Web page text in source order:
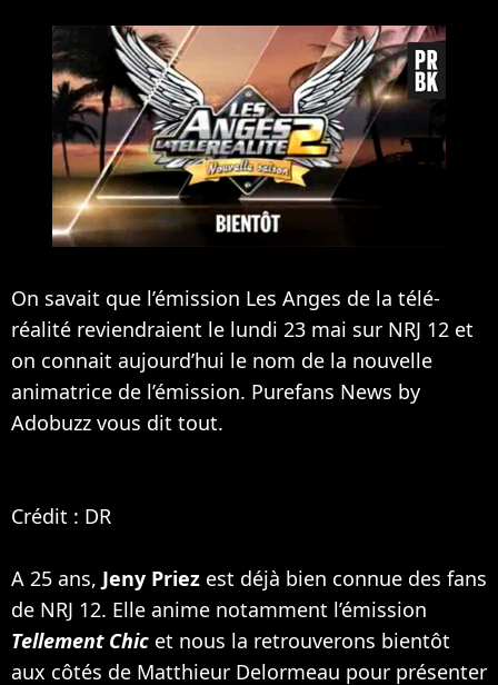
On savait que l’émission Les Anges de la télé-
réalité reviendraient le lundi 23 mai sur NRJ 12 et
on connait aujourd’hui le nom de la nouvelle
animatrice de l’émission. Purefans News by
Adobuzz vous dit tout.
Crédit : DR
A 25 ans, Jeny Priez est déjà bien connue des fans
de NRJ 12. Elle anime notamment l’émission
Tellement Chic et nous la retrouverons bientôt
aux côtés de Matthieur Delormeau pour présenter